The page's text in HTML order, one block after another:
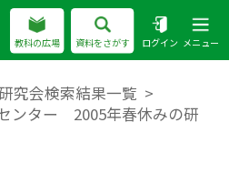
教科の広場 資料をさがす ログイン メニュー
究会検索結果一覧
ンター 2005年春休みの研